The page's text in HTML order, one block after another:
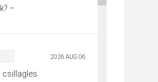
–
2026 AUG 06
csillagles